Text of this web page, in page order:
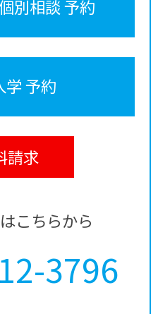
別相談 予約
学 予約
請求
こちらから
3796